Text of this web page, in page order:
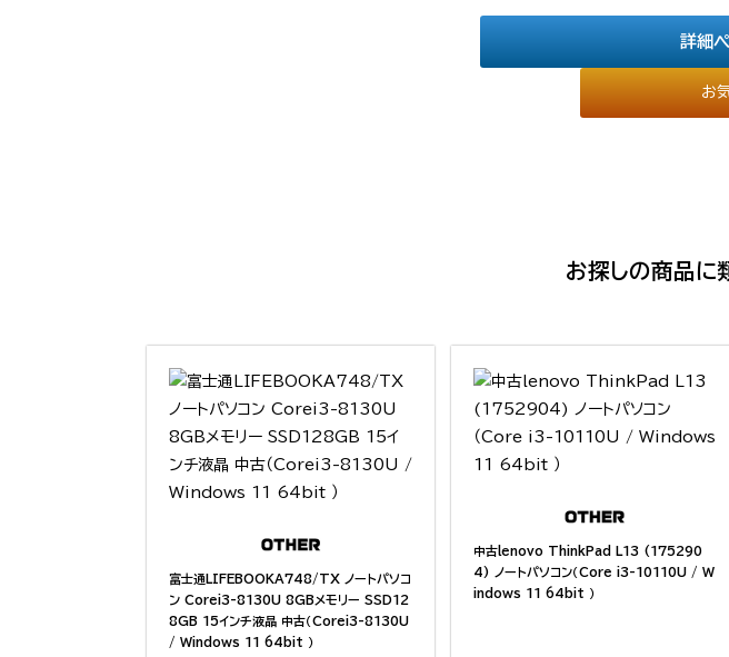
詳細
お
お探しの商品に
富士通LIFEBOOKA748/TX ノートパソコ
ン Corei3-8130U 8GBメモリー SSD12
8GB 15インチ液晶 中古（Corei3-8130U
/ Windows 11 64bit ）
中古lenovo ThinkPad L13 (175290
4) ノートパソコン（Core i3-10110U / W
indows 11 64bit ）